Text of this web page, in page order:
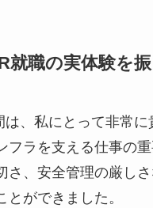
就職の実体験を
は、私にとって非常に
フラを支える仕事の
さ、安全管理の厳し
とができました。